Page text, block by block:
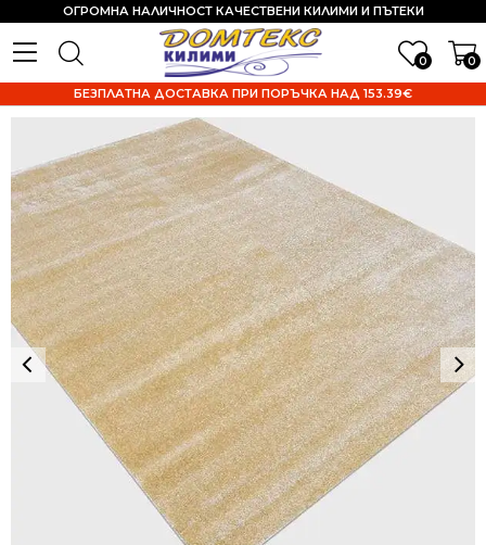
0 0
ОГРОМНА НАЛИЧНОСТ КАЧЕСТВЕНИ КИЛИМИ И ПЪТЕКИ
БЕЗПЛАТНА ДОСТАВКА ПРИ ПОРЪЧКА НАД 153.39€